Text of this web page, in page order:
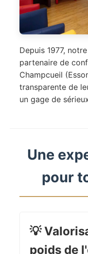
Depuis 1977,
partenaire de
Champcueil
transparente de
un gage de
Une
pour
💡
poids de